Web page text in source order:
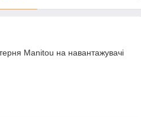
Manitou на навантажувачі